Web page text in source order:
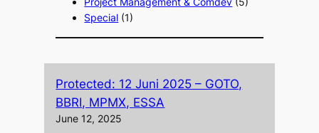
Special (1)
Protected: 12 Juni 2025 – GOTO,
BBRI, MPMX, ESSA
June 12, 2025